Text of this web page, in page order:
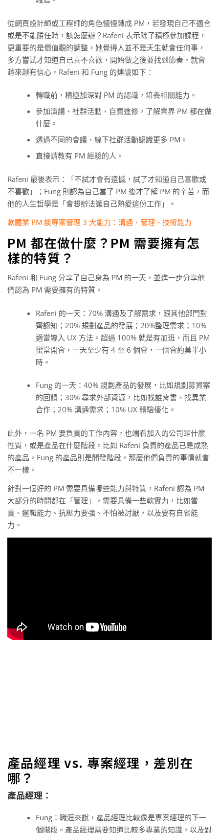
從網頁設計師或工程師的角色慢慢轉成 PM，若發現自己不適合
或是不能勝任時，該怎麼辦？Rafeni 表示除了積極參加課程，
更重要的是價值觀的調整，她覺得人並不是天生就會任何事，
多方嘗試才知道自己喜不喜歡，開始做之後並找到節奏，就會
越來越有信心。Rafeni 和 Fung 的建議如下：
轉職前，積極加深對 PM 的認識，培養相關能力。
參加演講、社群活動、自費進修，了解業界 PM 都在做
什麼。
透過不同的會議、線下社群活動認識更多 PM。
直接請教有 PM 經驗的人。
Rafeni 最後表示：「不試才會有遺憾，試了才知道自己喜歡或
不喜歡」；Fung 則認為自己當了 PM 後才了解 PM 的辛苦，而
他的人生哲學是「會想辦法讓自己熱愛這份工作」。
軟體業 PM 談專案管理 3 大能力：溝通、管理、技術能力
PM 都在做什麼？PM 需要擁有怎
樣的特質？
Rafeni 和 Fung 分享了自己身為 PM 的一天，並進一步分享他
們認為 PM 需要擁有的特質。
Rafeni 的一天：70% 溝通及了解需求，跟其他部門對
齊認知；20% 規劃產品的發展；20%整理需求；10%
適當導入 UX 方法。超過 100% 就是有加班，而且 PM
蠻常開會，一天至少有 4 至 6 個會，一個會約莫半小
時。
Fung 的一天：40% 規劃產品的發展，比如規劃募資案
的回饋；30% 尋求外部資源，比如找誰背書、找異業
合作；20% 溝通需求；10% UX 體驗優化。
此外，一名 PM 要負責的工作內容，也端看加入的公司是什麼
性質，或是產品在什麼階段。比如 Rafeni 負責的產品已是成熟
的產品，Fung 的產品則是開發階段，那麼他們負責的事情就會
不一樣。
針對一個好的 PM 需要具備哪些能力與特質，Rafeni 認為 PM
大部分的時間都在「管理」，需要具備一些軟實力，比如當
責、邏輯能力、抗壓力要強、不怕被討厭，以及要有自省能
力。
產品經理 vs. 專案經理，差別在
哪？
產品經理：
Fung：職涯來說，產品經理比較像是專案經理的下一
個階段。產品經理需要知道比較多專業的知識，以及對